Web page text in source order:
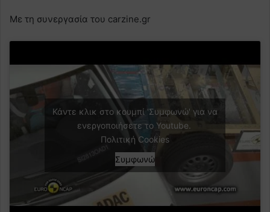
Με τη συνεργασία του carzine.gr
Κάντε κλικ στο κουμπί 'Συμφωνώ' για να
ενεργοποιήσετε το Youtube.
Πολιτική Cookies
Συμφωνώ